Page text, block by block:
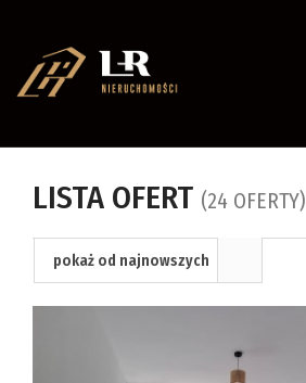
LISTA OFERT (24 OFERTY)
pokaż od najnowszych